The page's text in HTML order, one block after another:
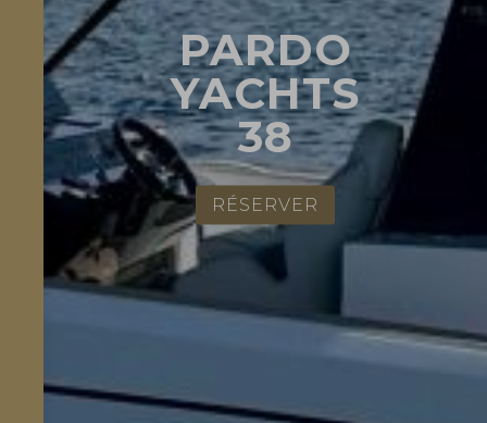
PARDO
YACHTS
38
RÉSERVER